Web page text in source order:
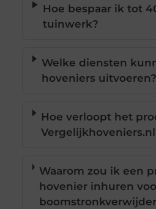
Hoe bespaar ik tot
tuinwerk?
Welke diensten
hoveniers uitvoeren?
Hoe verloopt het
Waarom zou ik een
hovenier inhuren